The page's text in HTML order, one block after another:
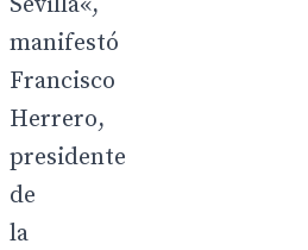
manifestó
Francisco
Herrero,
presidente
de
la